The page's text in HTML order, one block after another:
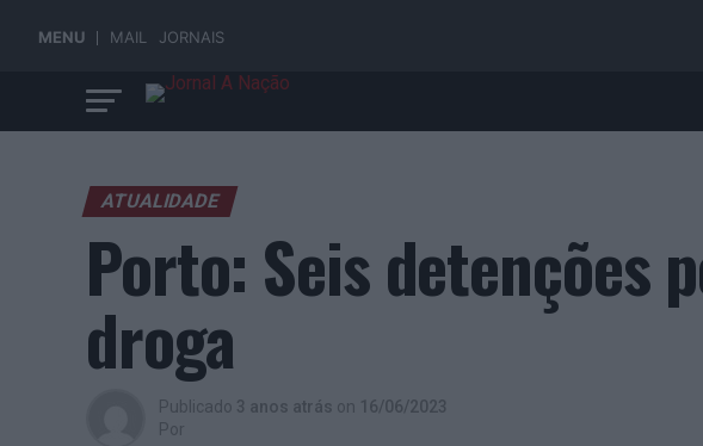
MENU MAIL JORNAIS
ATUALIDADE
Porto: Seis detenções
droga
Publicado 3 anos atrás on 16/06/2023
Por